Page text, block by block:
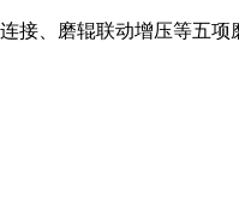
接、磨辊联动增压等五